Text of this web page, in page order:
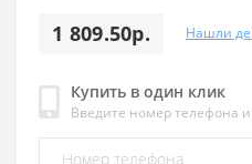
1 809.50р. Нашли
Купить в один клик
Введите номер телефона